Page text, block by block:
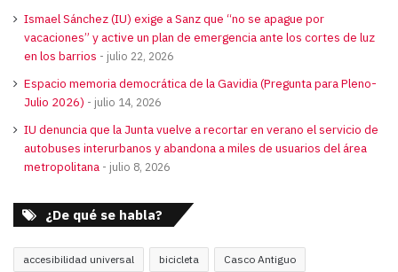
Ismael Sánchez (IU) exige a Sanz que “no se apague por
vacaciones” y active un plan de emergencia ante los cortes de luz
en los barrios
julio 22, 2026
Espacio memoria democrática de la Gavidia (Pregunta para Pleno-
Julio 2026)
julio 14, 2026
IU denuncia que la Junta vuelve a recortar en verano el servicio de
autobuses interurbanos y abandona a miles de usuarios del área
metropolitana
julio 8, 2026
¿De qué se habla?
accesibilidad universal bicicleta Casco Antiguo